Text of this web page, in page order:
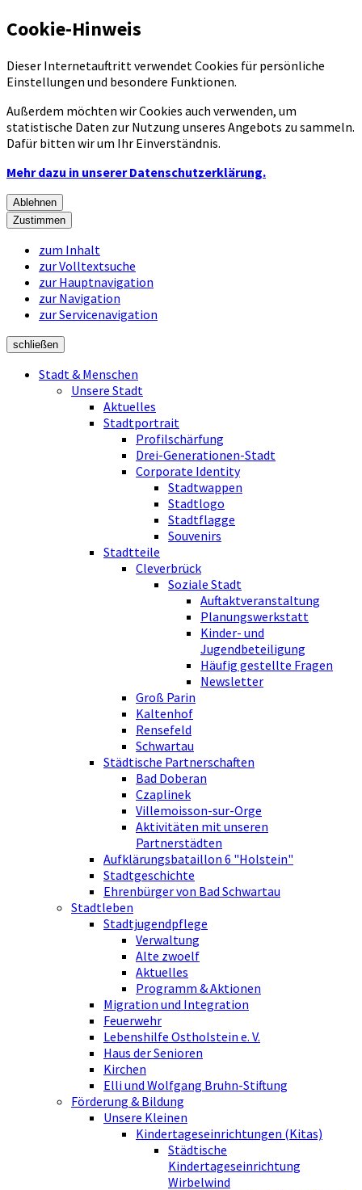
Cookie-Hinweis
Dieser Internetauftritt verwendet Cookies für persönliche
Einstellungen und besondere Funktionen.
Außerdem möchten wir Cookies auch verwenden, um
statistische Daten zur Nutzung unseres Angebots zu sammeln.
Dafür bitten wir um Ihr Einverständnis.
Mehr dazu in unserer Datenschutzerklärung.
Ablehnen
Zustimmen
zum Inhalt
zur Volltextsuche
zur Hauptnavigation
zur Navigation
zur Servicenavigation
schließen
Stadt & Menschen
Unsere Stadt
Aktuelles
Stadtportrait
Profilschärfung
Drei-Generationen-Stadt
Corporate Identity
Stadtwappen
Stadtlogo
Stadtflagge
Souvenirs
Stadtteile
Cleverbrück
Soziale Stadt
Auftaktveranstaltung
Planungswerkstatt
Kinder- und
Jugendbeteiligung
Häufig gestellte Fragen
Newsletter
Groß Parin
Kaltenhof
Rensefeld
Schwartau
Städtische Partnerschaften
Bad Doberan
Czaplinek
Villemoisson-sur-Orge
Aktivitäten mit unseren
Partnerstädten
Aufklärungsbataillon 6 "Holstein"
Stadtgeschichte
Ehrenbürger von Bad Schwartau
Stadtleben
Stadtjugendpflege
Verwaltung
Alte zwoelf
Aktuelles
Programm & Aktionen
Migration und Integration
Feuerwehr
Lebenshilfe Ostholstein e. V.
Haus der Senioren
Kirchen
Elli und Wolfgang Bruhn-Stiftung
Förderung & Bildung
Unsere Kleinen
Kindertageseinrichtungen (Kitas)
Städtische
Kindertageseinrichtung
Wirbelwind